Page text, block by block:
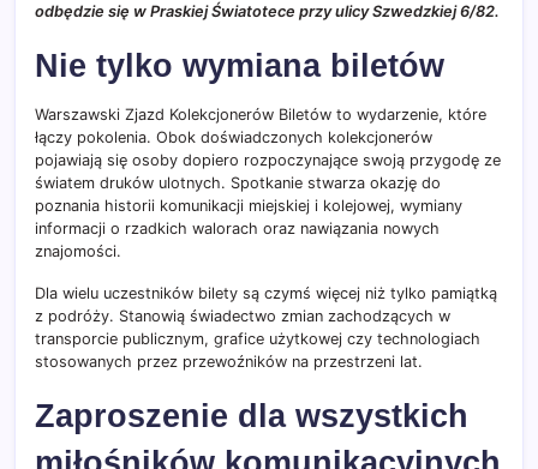
odbędzie się w Praskiej Światotece przy ulicy Szwedzkiej 6/82.
Nie tylko wymiana biletów
Warszawski Zjazd Kolekcjonerów Biletów to wydarzenie, które
łączy pokolenia. Obok doświadczonych kolekcjonerów
pojawiają się osoby dopiero rozpoczynające swoją przygodę ze
światem druków ulotnych. Spotkanie stwarza okazję do
poznania historii komunikacji miejskiej i kolejowej, wymiany
informacji o rzadkich walorach oraz nawiązania nowych
znajomości.
Dla wielu uczestników bilety są czymś więcej niż tylko pamiątką
z podróży. Stanowią świadectwo zmian zachodzących w
transporcie publicznym, grafice użytkowej czy technologiach
stosowanych przez przewoźników na przestrzeni lat.
Zaproszenie dla wszystkich